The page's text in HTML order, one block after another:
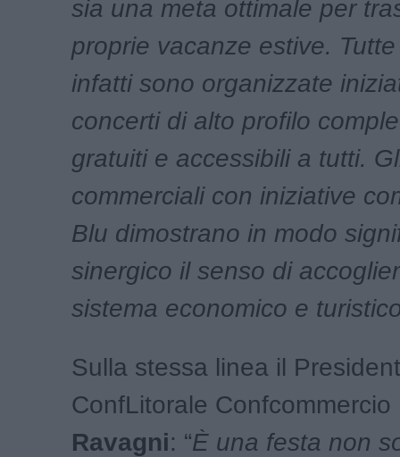
sia una meta ottimale per
proprie vacanze estive.
infatti sono organizzate
concerti di alto profilo
gratuiti e accessibili a tutti.
commerciali con iniziative
Blu dimostrano in modo
sinergico il senso di
sistema economico e
Sulla stessa linea il
ConfLitorale
Ravagni: “È una festa non